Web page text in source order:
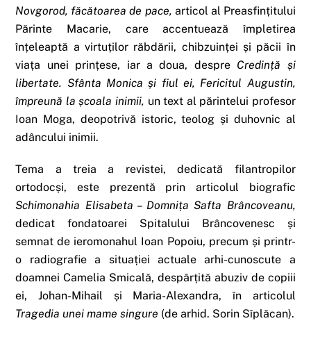
Novgorod, făcătoarea de pace, articol al Preasfințitului
Părinte Macarie, care accentuează împletirea
înțeleaptă a virtuților răbdării, chibzuinței și păcii în
viața unei prințese, iar a doua, despre Credință și
libertate. Sfânta Monica și fiul ei, Fericitul Augustin,
împreună la școala inimii, un text al părintelui profesor
Ioan Moga, deopotrivă istoric, teolog și duhovnic al
adâncului inimii.
Tema a treia a revistei, dedicată filantropilor
ortodocși, este prezentă prin articolul biografic
Schimonahia Elisabeta – Domnița Safta Brâncoveanu,
dedicat fondatoarei Spitalului Brâncovenesc și
semnat de ieromonahul Ioan Popoiu, precum și printr-
o radiografie a situației actuale arhi-cunoscute a
doamnei Camelia Smicală, despărțită abuziv de copiii
ei, Johan-Mihail și Maria-Alexandra, în articolul
Tragedia unei mame singure (de arhid. Sorin Sîplăcan).